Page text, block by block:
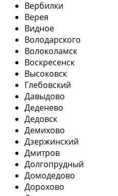
Вербилки
Верея
Видное
Володарского
Волоколамск
Воскресенск
Высоковск
Глебовский
Давыдово
Деденево
Дедовск
Демихово
Дзержинский
Дмитров
Долгопрудный
Домодедово
Дорохово